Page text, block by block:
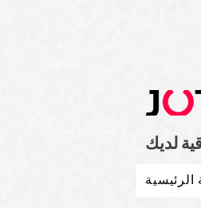
لديك
الرئيسية